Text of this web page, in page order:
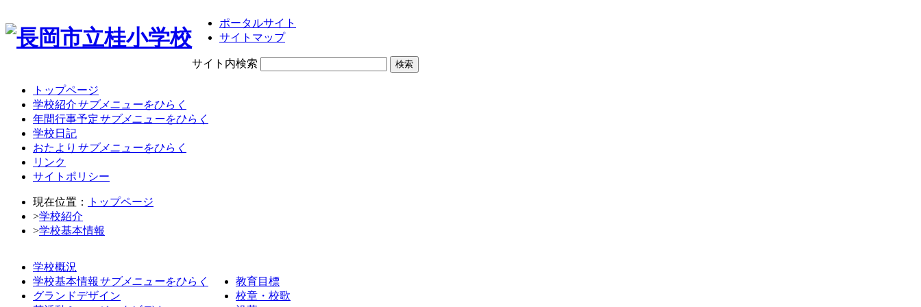
ポータルサイト
サイトマップ
サイト内検索
トップページ
学校紹介サブメニューをひらく
年間行事予定サブメニューをひらく
学校日記
おたより サブメニューをひらく
リンク
サイトポリシー
現在位置：
トップページ
>学校紹介
>学校基本情報
学校概況
学校基本情報 サブメニューをひらく
グランドデザイン
教育目標
校章・校歌